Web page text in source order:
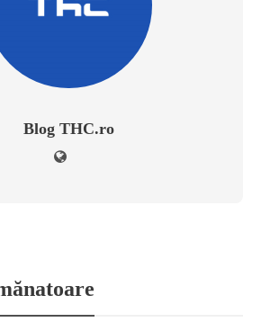
Blog THC.ro